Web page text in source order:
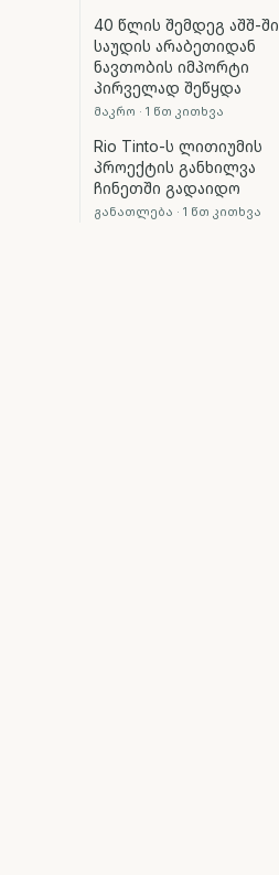
40 წლის შემდეგ აშშ-ში
საუდის არაბეთიდან
ნავთობის იმპორტი
პირველად შეწყდა
მაკრო · 1 წთ კითხვა
Rio Tinto-ს ლითიუმის
პროექტის განხილვა
ჩინეთში გადაიდო
განათლება · 1 წთ კითხვა